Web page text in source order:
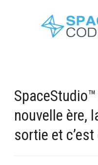
nouvelle ère,
sortie et